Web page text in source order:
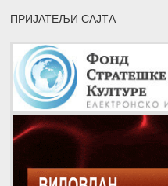
ПРИЈАТЕЉИ САЈТА